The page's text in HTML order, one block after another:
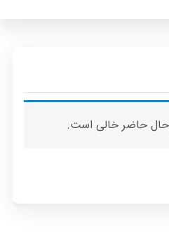
حاضر خالی است.